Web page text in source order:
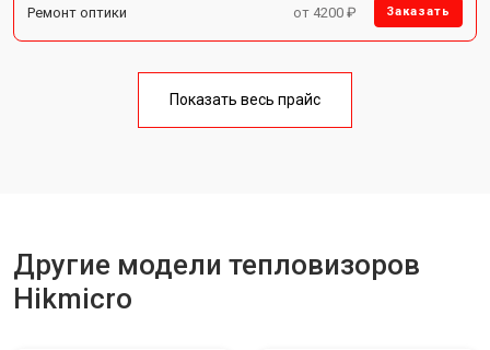
Ремонт оптики от 4200 ₽ Заказать
Показать весь прайс
Другие модели тепловизоров
Hikmicro